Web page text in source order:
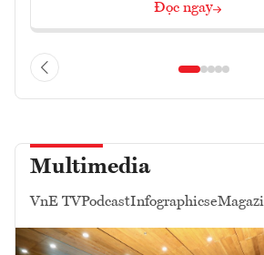
Đọc ngay
Multimedia
VnE TVPodcastInfographics